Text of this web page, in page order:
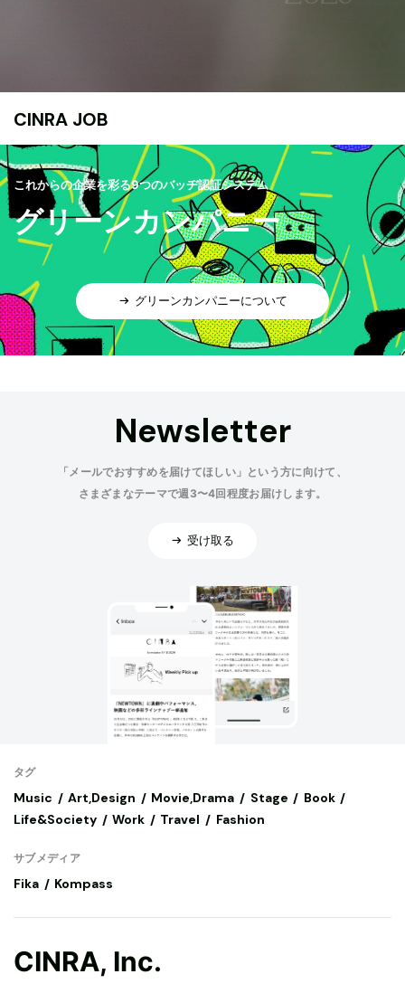
CINRA JOB
これからの企業を彩る9つのバッヂ認証システム
グリーンカンパニー
グリーンカンパニーについて
Newsletter
「メールでおすすめを届けてほしい」という方に向けて、
さまざまなテーマで週3〜4回程度お届けします。
受け取る
タグ
Music Art,Design Movie,Drama Stage
Book
Life&Society
Work Travel Fashion
サブメディア
Fika Kompass
CINRA, Inc.